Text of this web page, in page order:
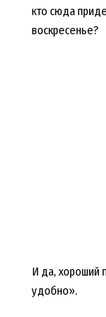
кто сюда
воскресенье?
И да, хороший
удобно».